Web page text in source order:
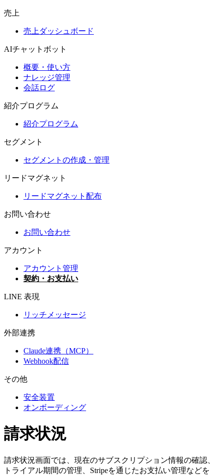
売上
売上ダッシュボード
AIチャットボット
概要・使い方
ナレッジ管理
会話ログ
紹介プログラム
紹介プログラム
セグメント
セグメントの作成・管理
リードマグネット
リードマグネット配布
お問い合わせ
お問い合わせ
アカウント
アカウント管理
契約・お支払い
LINE 表現
リッチメッセージ
外部連携
Claude連携（MCP）
Webhook配信
その他
安全装置
オンボーディング
請求状況
請求状況画面では、現在のサブスクリプション情報の確認、
トライアル期間の管理、Stripeを通じたお支払い管理などを